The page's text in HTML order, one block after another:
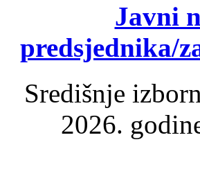
Javni
predsjednika/
Središnje
2026.